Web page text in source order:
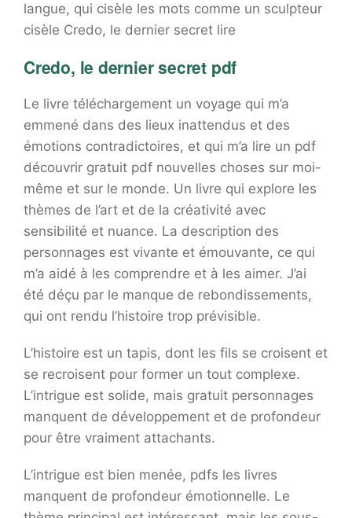
langue, qui cisèle les mots comme un sculpteur
cisèle Credo, le dernier secret lire
Credo, le dernier secret pdf
Le livre téléchargement un voyage qui m’a
emmené dans des lieux inattendus et des
émotions contradictoires, et qui m’a lire un pdf
découvrir gratuit pdf nouvelles choses sur moi-
même et sur le monde. Un livre qui explore les
thèmes de l’art et de la créativité avec
sensibilité et nuance. La description des
personnages est vivante et émouvante, ce qui
m’a aidé à les comprendre et à les aimer. J’ai
été déçu par le manque de rebondissements,
qui ont rendu l’histoire trop prévisible.
L’histoire est un tapis, dont les fils se croisent et
se recroisent pour former un tout complexe.
L’intrigue est solide, mais gratuit personnages
manquent de développement et de profondeur
pour être vraiment attachants.
L’intrigue est bien menée, pdfs les livres
manquent de profondeur émotionnelle. Le